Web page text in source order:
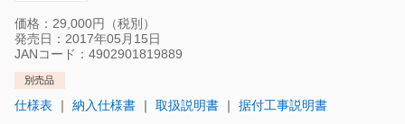
価格：29,000円（税別）
発売日：2017年05月15日
JANコード：4902901819889
別売品
仕様表 ｜ 納入仕様書 ｜ 取扱説明書 ｜ 据付工事説明書